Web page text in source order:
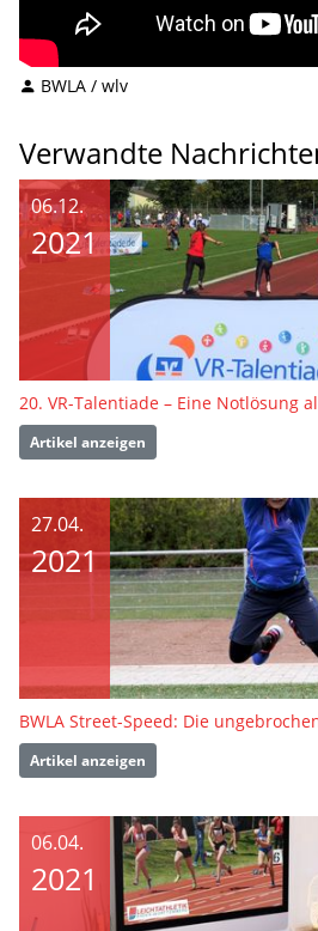
BWLA / wlv
Verwandte
06.12.
2021
20. VR-Talentiade – Eine Notlösung
Artikel anzeigen
27.04.
2021
BWLA Street-Speed: Die
Artikel anzeigen
06.04.
2021